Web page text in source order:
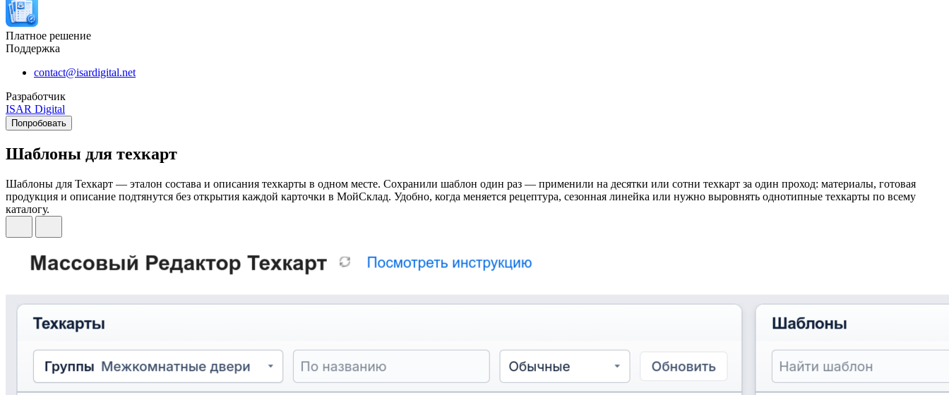
Платное решение
Поддержка
contact@isardigital.net
Разработчик
ISAR Digital
Попробовать
Шаблоны для техкарт
Шаблоны для Техкарт — эталон состава и описания техкарты в одном месте. Сохранили шаблон один раз — применили на десятки или сотни техкарт за один проход: материалы, готовая
продукция и описание подтянутся без открытия каждой карточки в МойСклад. Удобно, когда меняется рецептура, сезонная линейка или нужно выровнять однотипные техкарты по всему
каталогу.